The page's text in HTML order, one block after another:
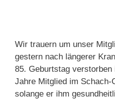
Wir trauern um unser
gestern nach längerer
85. Geburtstag
Jahre Mitglied im Schach-
solange er ihm